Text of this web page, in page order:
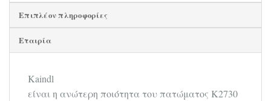
Επιπλέον πληροφορίες
Εταιρία
Kaindl
είναι η ανώτερη ποιότητα του πατώματος K2730